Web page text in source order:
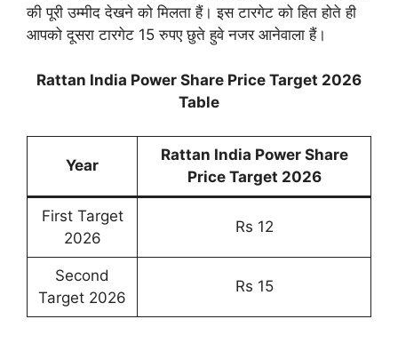
की पूरी उम्मीद देखने को मिलता हैं। इस टारगेट को हित होते ही
आपको दूसरा टारगेट 15 रुपए छुते हुवे नजर आनेवाला हैं।
Rattan India Power Share Price Target 2026
Table
Year
Rattan India Power Share
Price Target 2026
First Target
2026
Rs 12
Second
Target 2026
Rs 15